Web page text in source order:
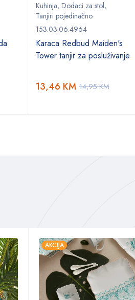
Kuhinja, Dodaci za stol,
Tanjiri pojedinačno
153.03.06.4964
Karaca Redbud Maiden's
Tower tanjir za posluživanje
14,95KM
13,46 KM
AKCIJA